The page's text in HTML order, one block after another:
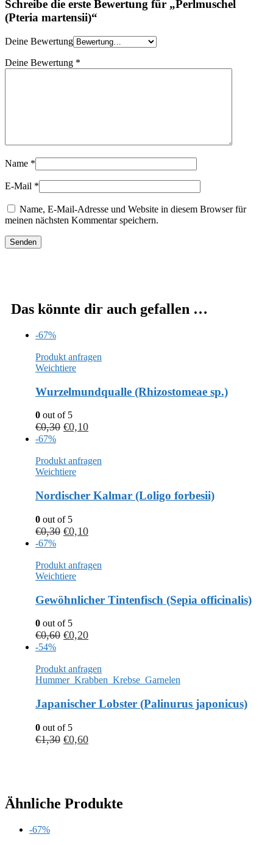
Schreibe die erste Bewertung für „Perlmuschel
(Pteria martensii)“
Deine Bewertung
Deine Bewertung *
Name *
E-Mail *
Name, E-Mail-Adresse und Website in diesem Browser für
meinen nächsten Kommentar speichern.
Das könnte dir auch gefallen …
-67%
Produkt anfragen
Weichtiere
Wurzelmundqualle (Rhizostomeae sp.)
0 out of 5
€0,30 €0,10
-67%
Produkt anfragen
Weichtiere
Nordischer Kalmar (Loligo forbesii)
0 out of 5
€0,30 €0,10
-67%
Produkt anfragen
Weichtiere
Gewöhnlicher Tintenfisch (Sepia officinalis)
0 out of 5
€0,60 €0,20
-54%
Produkt anfragen
Hummer_Krabben_Krebse_Garnelen
Japanischer Lobster (Palinurus japonicus)
0 out of 5
€1,30 €0,60
Ähnliche Produkte
-67%